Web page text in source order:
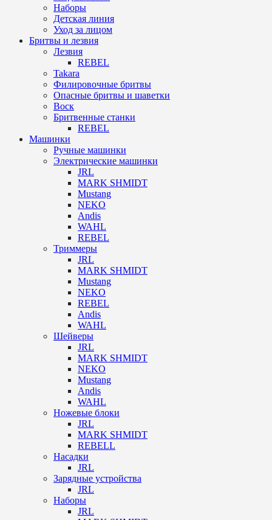
Наборы
Детская линия
Уход за лицом
Бритвы и лезвия
Лезвия
REBEL
Takara
Филировочные бритвы
Опасные бритвы и шаветки
Воск
Бритвенные станки
REBEL
Машинки
Ручные машинки
Электрические машинки
JRL
MARK SHMIDT
Mustang
NEKO
Andis
WAHL
REBEL
Триммеры
JRL
MARK SHMIDT
Mustang
NEKO
REBEL
Andis
WAHL
Шейверы
JRL
MARK SHMIDT
NEKO
Mustang
Andis
WAHL
Ножевые блоки
JRL
MARK SHMIDT
REBELL
Насадки
JRL
Зарядные устройства
JRL
Наборы
JRL